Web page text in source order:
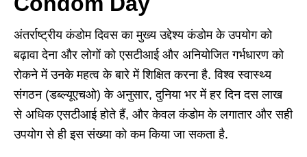
अंतर्राष्ट्रीय कंडोम दिवस का मुख्य उद्देश्य कंडोम के उपयोग को
बढ़ावा देना और लोगों को एसटीआई और अनियोजित गर्भधारण को
रोकने में उनके महत्व के बारे में शिक्षित करना है. विश्व स्वास्थ्य
संगठन (डब्ल्यूएचओ) के अनुसार, दुनिया भर में हर दिन दस लाख
से अधिक एसटीआई होते हैं, और केवल कंडोम के लगातार और सही
उपयोग से ही इस संख्या को कम किया जा सकता है.